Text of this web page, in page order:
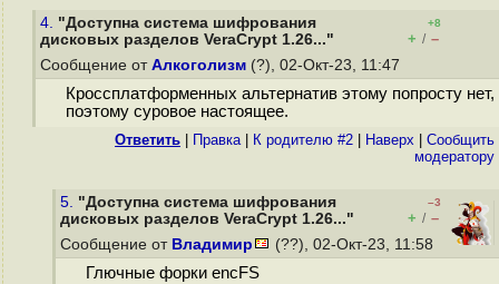
4. "Доступна система шифрования
дисковых разделов VeraCrypt 1.26..."
+8
+ / –
Сообщение от Алкоголизм (?), 02-Окт-23, 11:47
Кроссплатформенных альтернатив этому попросту нет,
поэтому суровое настоящее.
Ответить Правка| К родителю #2 Наверх
Cообщить
модератору
5. "Доступна система шифрования
дисковых разделов VeraCrypt 1.26..."
–3
+ / –
Сообщение от Владимир (??), 02-Окт-23, 11:58
Глючные форки encFS